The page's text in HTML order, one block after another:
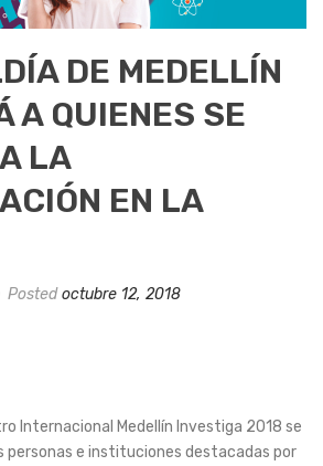
DE MEDELLÍN
A QUIENES SE
LA
EN LA
Postedoctubre 12, 2018
Internacional Medellín Investiga 2018 se
personas e instituciones destacadas por